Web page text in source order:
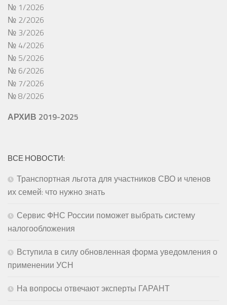
№ 1/2026
№ 2/2026
№ 3/2026
№ 4/2026
№ 5/2026
№ 6/2026
№ 7/2026
№ 8/2026
АРХИВ 2019-2025
ВСЕ НОВОСТИ:
Транспортная льгота для участников СВО и членов
их семей: что нужно знать
Сервис ФНС России поможет выбрать систему
налогообложения
Вступила в силу обновленная форма уведомления о
применении УСН
На вопросы отвечают эксперты ГАРАНТ